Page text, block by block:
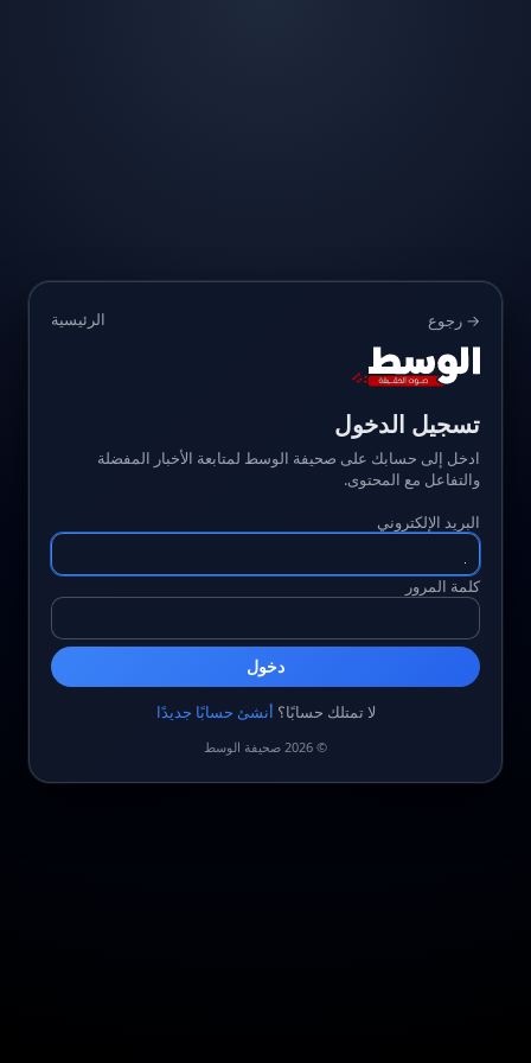
→ رجوع الرئيسية
تسجيل الدخول
ادخل إلى حسابك على صحيفة الوسط لمتابعة الأخبار المفضلة
والتفاعل مع المحتوى.
البريد الإلكتروني
كلمة المرور
دخول
لا تمتلك حسابًا؟ أنشئ حسابًا جديدًا
© 2026 صحيفة الوسط